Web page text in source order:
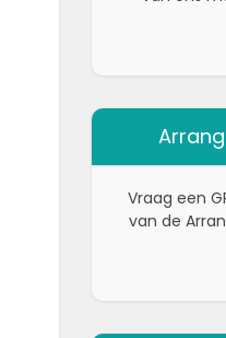
Vraag een
van de